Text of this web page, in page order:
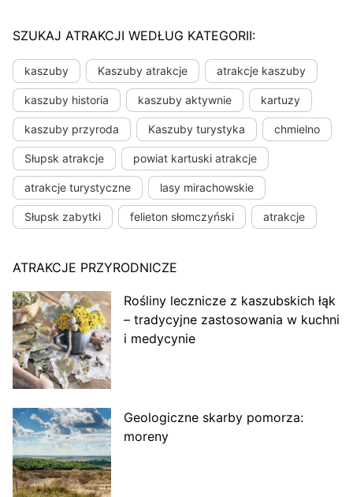
SZUKAJ ATRAKCJI WEDŁUG KATEGORII:
kaszuby Kaszuby atrakcje atrakcje kaszuby
kaszuby historia kaszuby aktywnie kartuzy
kaszuby przyroda Kaszuby turystyka chmielno
Słupsk atrakcje powiat kartuski atrakcje
atrakcje turystyczne lasy mirachowskie
Słupsk zabytki felieton słomczyński atrakcje
ATRAKCJE PRZYRODNICZE
Rośliny lecznicze z kaszubskich łąk
– tradycyjne zastosowania w kuchni
i medycynie
Geologiczne skarby pomorza:
moreny